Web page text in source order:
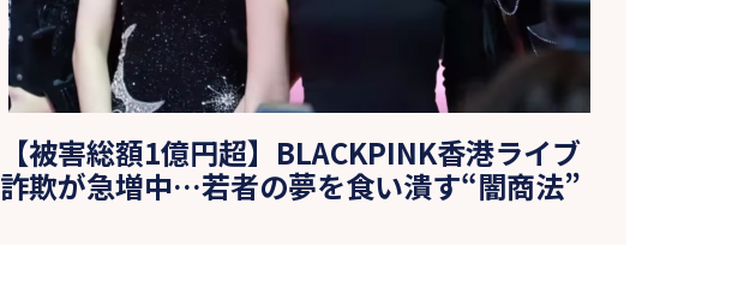
【被害総額1億円超】BLACKPINK香港ライブ
詐欺が急増中…若者の夢を食い潰す“闇商法”